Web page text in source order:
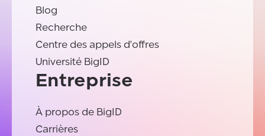
Blog
Recherche
Centre des appels d'offres
Université BigID
Entreprise
À propos de BigID
Carrières